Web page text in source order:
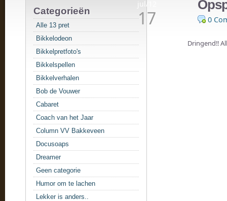
Categorieën
Alle 13 pret
Bikkelodeon
Bikkelpretfoto's
Bikkelspellen
Bikkelverhalen
Bob de Vouwer
Cabaret
Coach van het Jaar
Column VV Bakkeveen
Docusoaps
Dreamer
Geen categorie
Humor om te lachen
Lekker is anders..
jul/12
17 0
Dringend!!